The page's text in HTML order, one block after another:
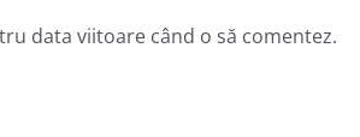
data viitoare când o să comentez.